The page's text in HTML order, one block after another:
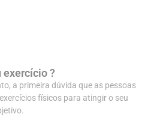
exercício ?
a primeira dúvida que as pessoas
físicos para atingir o seu